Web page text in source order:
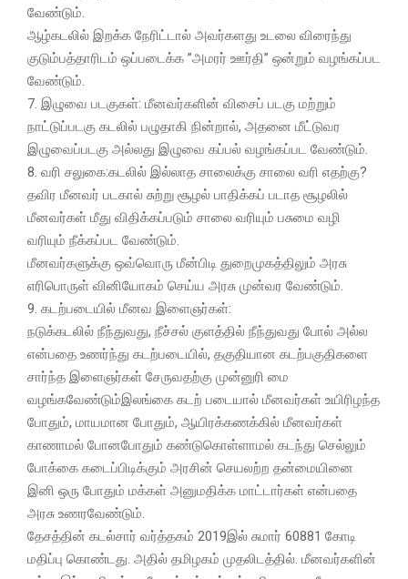
வேண்டும்‌.
ஆழ்கடலில்‌ இறக்க நேரிட்டால்‌ அவர்களது உடலை விரைந்து
குடும்பத்தாரிடம்‌ ஒப்படைக்க ”அமரர்‌ ஊர்தி” ஒன்றும்‌ வழங்கப்பட
வேண்டும்‌.
7. இழுவை படகுகள்‌: மீனவர்களின்‌ விசைப் படகு மற்றும்‌
நாட்டுப்படகு கடலில்‌ பழுதாகி நின்றால்‌, அதனை மீட்டுவர
இழுவைப்படகு அல்லது இழுவை கப்பல்‌ வழங்கப்பட வேண்டும்‌.
8. வரி சலுகை:கடலில்‌ இல்லாத சாலைக்கு சாலை வரி எதற்கு?
தவிர மீனவர்‌ படகால்‌ சுற்று சூழல்‌ பாதிக்கப்‌ படாத சூழலில்‌
மீனவர்கள்‌ மீது விதிக்கப்படும்‌ சாலை வரியும்‌ பசுமை வழி
வரியும்‌ நீக்கப்பட வேண்டும்‌.
மீனவர்களுக்கு ஒவ்வொரு மீன்பிடி துறைமுகத்திலும்‌ அரசு
எரிபொருள்‌ வினியோகம்‌ செய்ய அரசு முன்வர வேண்டும்‌.
9. கடற்படையில்‌ மீனவ இளைஞர்கள்‌:
நடுக்கடலில்‌ நீந்துவது, நீச்சல்‌ குளத்தில்‌ நீந்துவது போல்‌ அல்ல
என்பதை உணர்ந்து கடற்‌படையில்‌, தகுதியான கடற்பகுதிகளை
சார்ந்த இளைஞர்கள்‌ சேருவதற்கு முன்னுரி மை
வழங்கவேண்டும்இலங்கை கடற் படையால்‌ மீனவர்கள்‌ உயிரிழந்த
போதும்‌, மாயமான போதும்‌, ஆயிரக்கணக்கில்‌ மீனவர்கள்‌
காணாமல்‌ போனபோதும்‌ கண்டுகொள்ளாமல்‌ கடந்து செல்லும்‌
போக்கை கடைப்பிடிக்கும்‌ அரசின்‌ செயலற்ற தன்மையினை
இனி ஒரு போதும்‌ மக்கள்‌ அனுமதிக்க மாட்டார்கள்‌ என்பதை
அரசு உணரவேண்டும்‌.
தேசத்தின்‌ கடல்சார்‌ வர்த்தகம்‌ 2019இல்‌ சுமார்‌ 60881 கோடி
மதிப்பு கொண்டது. அதில்‌ தமிழகம்‌ முதலிடத்தில்‌. மீனவர்களின்‌